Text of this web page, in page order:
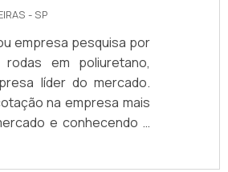
- SP
empresa pesquisa por
em poliuretano,
líder do mercado.
na empresa mais
e conhecendo a
competente do ramo.
SOBRE REVESTIMENTO